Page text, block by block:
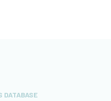
DATABASE